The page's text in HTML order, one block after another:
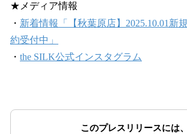
★メディア情報
・ 新着情報「【秋葉原店】2025.10.01新
約受付中」
・ the SILK公式インスタグラム
このプレスリリースには、